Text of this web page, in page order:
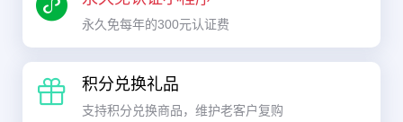
永久免每年的300元认证费
积分兑换礼品
支持积分兑换商品，维护老客户复购